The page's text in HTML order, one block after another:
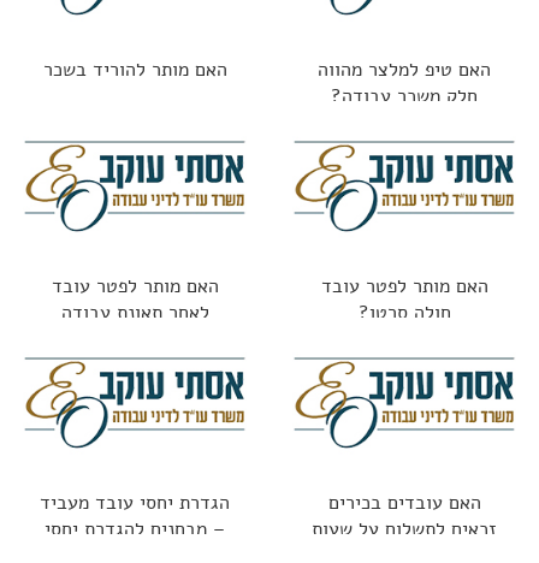
האם טיפ למלצר מהווה
חלק משכר עבודה?
האם מותר להוריד בשכר
האם מותר לפטר עובד
חולה סרטן?
האם מותר לפטר עובד
לאחר תאונת עבודה
האם עובדים בכירים
זכאים לתשלום על שעות
הגדרת יחסי עובד מעביד
– מבחנים להגדרת יחסי